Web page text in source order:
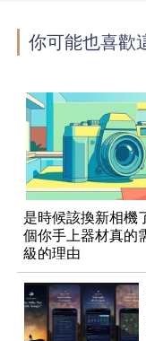
你可能也喜歡
是時候該換新相機
個你手上器材真的
級的理由